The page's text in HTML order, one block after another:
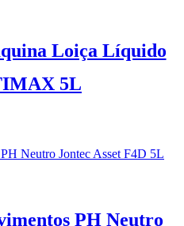
Loiça Líquido
5L
PH Neutro